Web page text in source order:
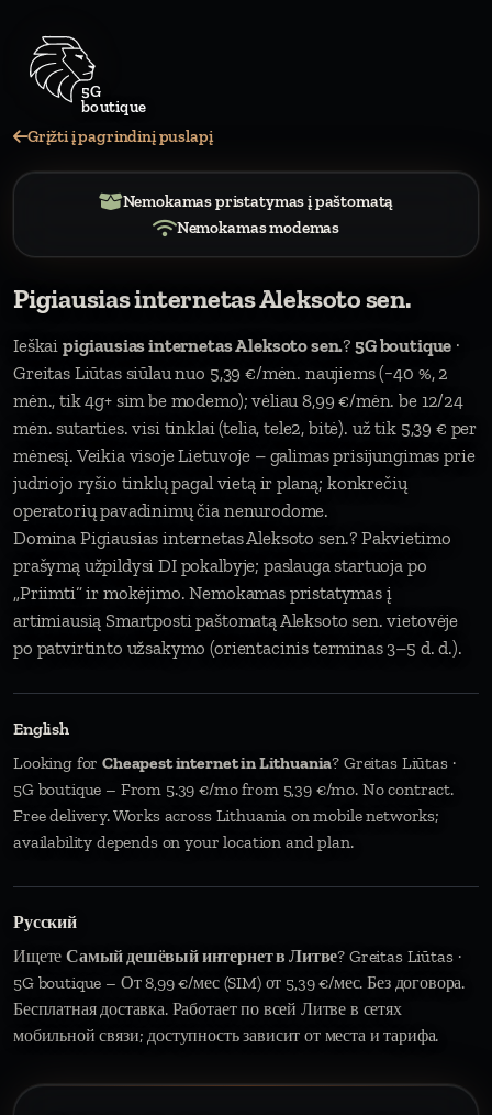
5G
bouti
Grįžti į pagrindinį puslapį
Nemokamas pristatymas į paštomatą
Nemokamas modemas
Pigiausias internetas Aleksoto sen.
Ieškai pigiausias internetas Aleksoto sen.? 5G boutique ·
Greitas Liūtas siūlau nuo 5,39 €/mėn. naujiems (−40 %, 2
mėn., tik 4g+ sim be modemo); vėliau 8,99 €/mėn. be 12/24
mėn. sutarties. visi tinklai (telia, tele2, bitė). už tik 5,39 € per
mėnesį. Veikia visoje Lietuvoje – galimas prisijungimas prie
judriojo ryšio tinklų pagal vietą ir planą; konkrečių
operatorių pavadinimų čia nenurodome.
Domina Pigiausias internetas Aleksoto sen.? Pakvietimo
prašymą užpildysi DI pokalbyje; paslauga startuoja po
„Priimti“ ir mokėjimo. Nemokamas pristatymas į
artimiausią Smartposti paštomatą Aleksoto sen. vietovėje
po patvirtinto užsakymo (orientacinis terminas 3–5 d. d.).
English
Looking forCheapest internet in Lithuania? Greitas Liūtas ·
5G boutique – From 5.39 €/mo from 5,39 €/mo. No contract.
Free delivery. Works across Lithuania on mobile networks;
availability depends on your location and plan.
Русский
ИщетеСамый дешёвый интернет в Литве? Greitas Liūtas ·
5G boutique – От 8,99 €/мес (SIM) от 5,39 €/мес. Без договора.
Бесплатная доставка. Работает по всей Литве в сетях
мобильной связи; доступность зависит от места и тарифа.